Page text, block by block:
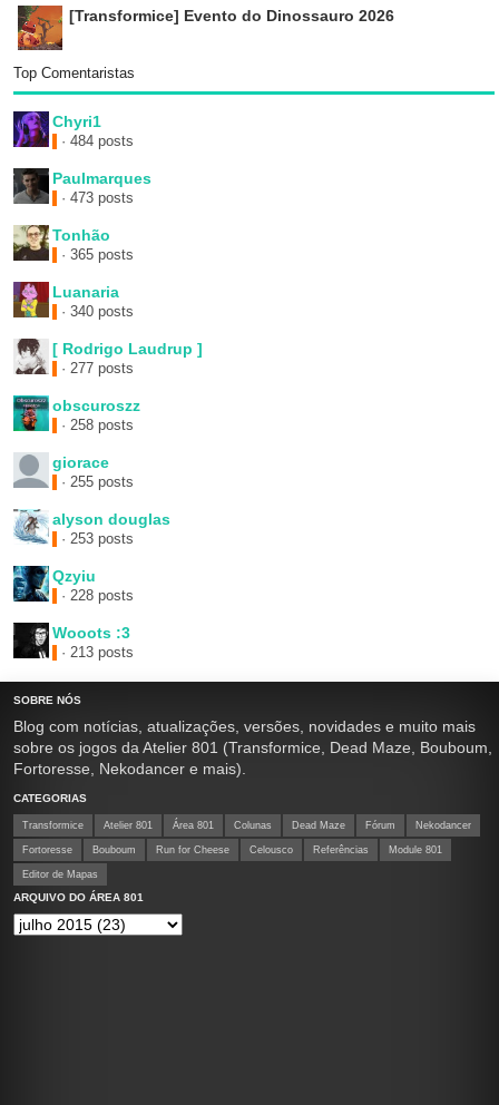
[Transformice] Evento do Dinossauro 2026
Top Comentaristas
Chyri1
· 484 posts
Paulmarques
· 473 posts
Tonhão
· 365 posts
Luanaria
· 340 posts
[ Rodrigo Laudrup ]
· 277 posts
obscuroszz
· 258 posts
giorace
· 255 posts
alyson douglas
· 253 posts
Qzyiu
· 228 posts
Wooots :3
· 213 posts
SOBRE NÓS
Blog com notícias, atualizações, versões, novidades e muito mais
sobre os jogos da Atelier 801 (Transformice, Dead Maze, Bouboum,
Fortoresse, Nekodancer e mais).
CATEGORIAS
Transformice Atelier 801 Área 801 Colunas Dead Maze Fórum Nekodancer
Fortoresse Bouboum Run for Cheese Celousco Referências Module 801
Editor de Mapas
ARQUIVO DO ÁREA 801